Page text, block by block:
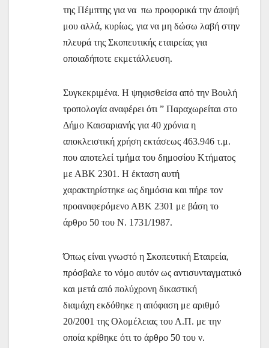
της Πέμπτης για να πω προφορικά την άποψή
μου αλλά, κυρίως, για να μη δώσω λαβή στην
πλευρά της Σκοπευτικής εταιρείας για
οποιαδήποτε εκμετάλλευση.
Συγκεκριμένα. Η ψηφισθείσα από την Βουλή
τροπολογία αναφέρει ότι ” Παραχωρείται στο
Δήμο Καισαριανής για 40 χρόνια η
αποκλειστική χρήση εκτάσεως 463.946 τ.μ.
που αποτελεί τμήμα του δημοσίου Κτήματος
με ΑΒΚ 2301. Η έκταση αυτή
χαρακτηρίστηκε ως δημόσια και πήρε τον
προαναφερόμενο ΑΒΚ 2301 με βάση το
άρθρο 50 του Ν. 1731/1987.
Όπως είναι γνωστό η Σκοπευτική Εταιρεία,
πρόσβαλε το νόμο αυτόν ως αντισυνταγματικό
και μετά από πολύχρονη δικαστική
διαμάχη εκδόθηκε η απόφαση με αριθμό
20/2001 της Ολομέλειας του Α.Π. με την
οποία κρίθηκε ότι το άρθρο 50 του ν.